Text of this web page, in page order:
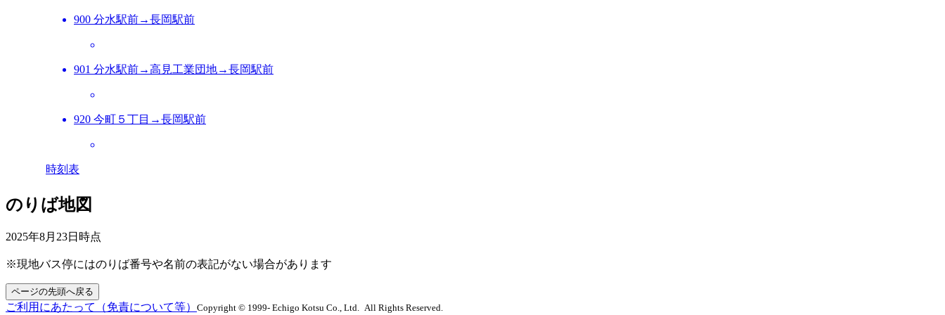
900 分水駅前→長岡駅前
901 分水駅前→高見工業団地→長岡駅前
920 今町５丁目→長岡駅前
時刻表
のりば地図
2025年8月23日 時点
※現地バス停にはのりば番号や名前の表記がない場合があります
ページの先頭へ戻る
ご利用にあたって（免責について等） Copyright © 1999- Echigo Kotsu Co., Ltd. All Rights Reserved.